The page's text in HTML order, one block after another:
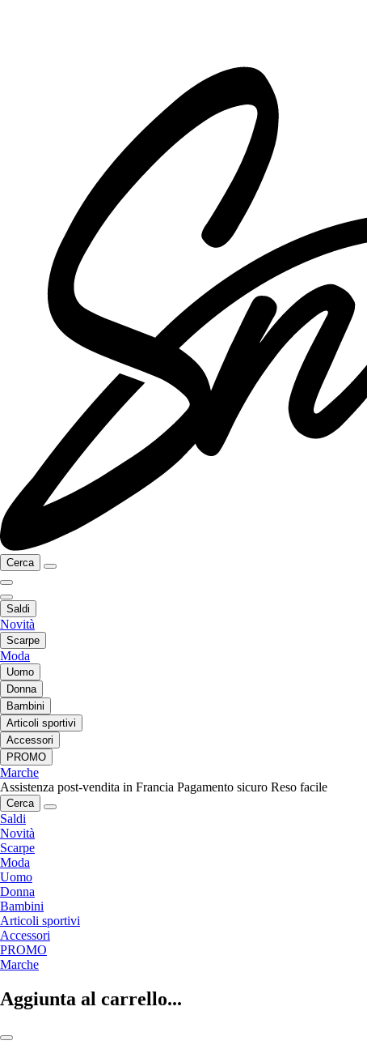
Cerca
Saldi
Novità
Scarpe
Moda
Uomo
Donna
Bambini
Articoli sportivi
Accessori
PROMO
Marche
Assistenza post-vendita in Francia Pagamento sicuro Reso facile
Cerca
Saldi
Novità
Scarpe
Moda
Uomo
Donna
Bambini
Articoli sportivi
Accessori
PROMO
Marche
Aggiunta al carrello...